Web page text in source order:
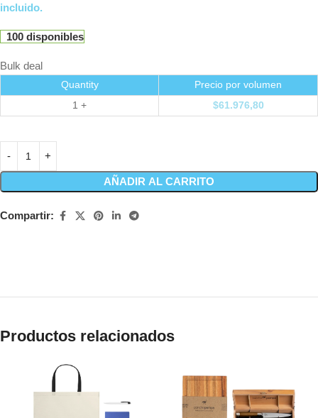
incluido.
100 disponibles
Bulk deal
Quantity
Precio por volumen
1 +
$61.976,80
AÑADIR AL CARRITO
Compartir:
Productos relacionados